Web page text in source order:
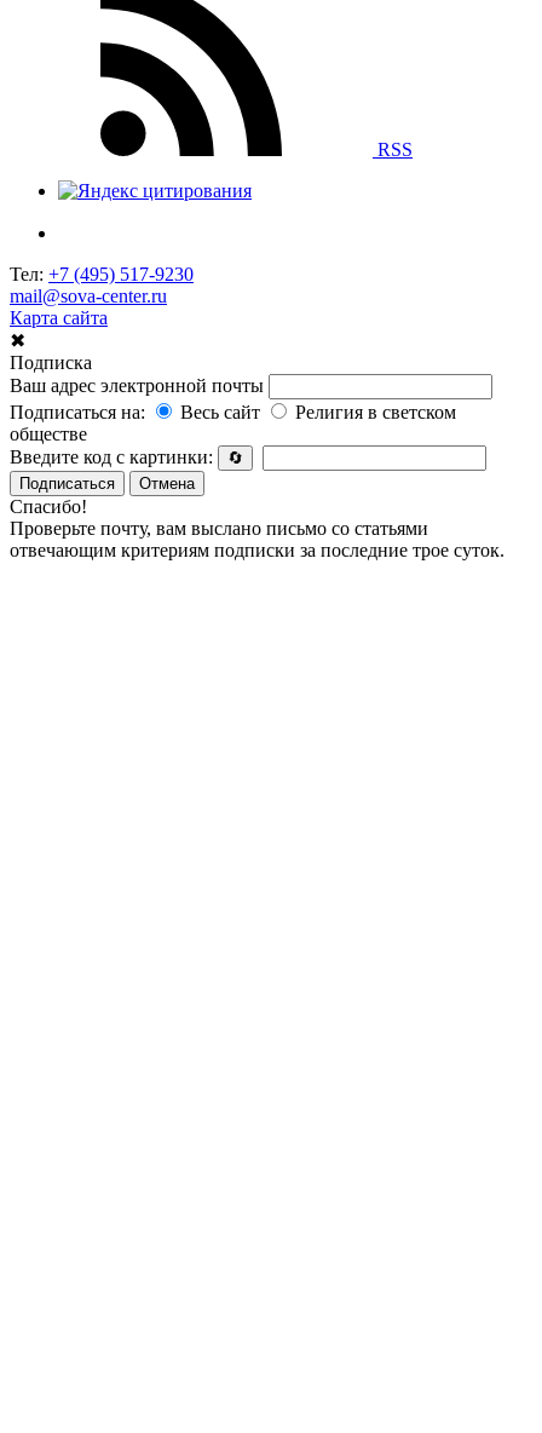
RSS
Тел: +7 (495) 517-9230
mail@sova-center.ru
Карта сайта
✖
Подписка
Ваш адрес электронной почты
Подписаться на:
Весь сайт
Религия в светском
обществе
Введите код с картинки:
🔄
Подписаться
Отмена
Спасибо!
Проверьте почту, вам выслано письмо со статьями
отвечающим критериям подписки за последние трое суток.